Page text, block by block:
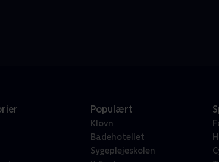
Populært
Klovn
Badehotellet
Sygeplejeskolen